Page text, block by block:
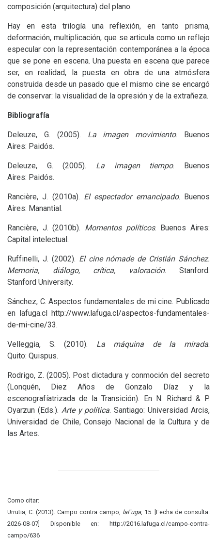
composición (arquitectura) del plano.
Hay en esta trilogía una reflexión, en tanto prisma,
deformación, multiplicación, que se articula como un reflejo
especular con la representación contemporánea a la época
que se pone en escena. Una puesta en escena que parece
ser, en realidad, la puesta en obra de una atmósfera
construida desde un pasado que el mismo cine se encargó
de conservar: la visualidad de la opresión y de la extrañeza.
Bibliografía
Deleuze, G. (2005). La imagen movimiento. Buenos
Aires: Paidós.
Deleuze, G. (2005). La imagen tiempo. Buenos
Aires: Paidós.
Rancière, J. (2010a). El espectador emancipado. Buenos
Aires: Manantial.
Rancière, J. (2010b). Momentos políticos. Buenos Aires:
Capital intelectual.
Ruffinelli, J. (2002). El cine nómade de Cristián Sánchez.
Memoria, diálogo, crítica, valoración. Stanford:
Stanford University.
Sánchez, C. Aspectos fundamentales de mi cine. Publicado
en lafuga.cl http://www.lafuga.cl/aspectos-fundamentales-
de-mi-cine/33.
Velleggia, S. (2010). La máquina de la mirada.
Quito: Quispus.
Rodrigo, Z. (2005). Post dictadura y conmoción del secreto
(Lonquén, Diez Años de Gonzalo Díaz y la
escenografíatrizada de la Transición). En N. Richard &P.
Oyarzun (Eds.). Arte y política. Santiago: Universidad Arcis,
Universidad de Chile, Consejo Nacional de la Cultura y de
las Artes.
Como citar:
Urrutia, C. (2013). Campo contra campo, laFuga, 15. [Fecha de consulta:
2026-08-07] Disponible en: http://2016.lafuga.cl/campo-contra-
campo/636